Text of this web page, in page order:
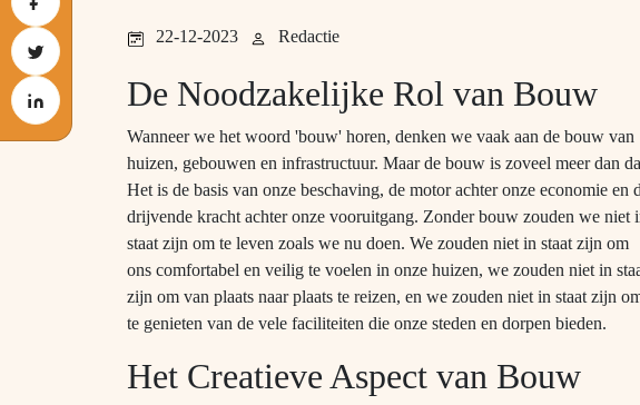
22-12-2023 Redactie
De Noodzakelijke Rol van Bouw
Wanneer we het woord 'bouw' horen, denken we vaak aan de bouw van
huizen, gebouwen en infrastructuur. Maar de bouw is zoveel meer dan
Het is de basis van onze beschaving, de motor achter onze economie en
drijvende kracht achter onze vooruitgang. Zonder bouw zouden we niet
staat zijn om te leven zoals we nu doen. We zouden niet in staat zijn om
ons comfortabel en veilig te voelen in onze huizen, we zouden niet in
zijn om van plaats naar plaats te reizen, en we zouden niet in staat zijn
te genieten van de vele faciliteiten die onze steden en dorpen bieden.
Het Creatieve Aspect van Bouw